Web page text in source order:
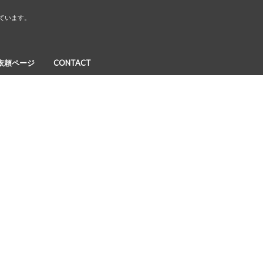
ます。
頼ページ CONTACT